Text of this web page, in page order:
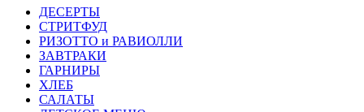
ДЕСЕРТЫ
СТРИТФУД
РИЗОТТО и РАВИОЛЛИ
ЗАВТРАКИ
ГАРНИРЫ
ХЛЕБ
САЛАТЫ